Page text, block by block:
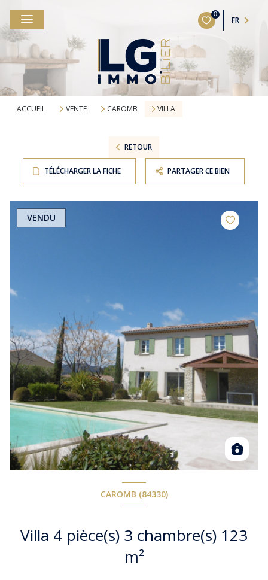
0
FR
ACCUEIL VENTE CAROMB VILLA
RETOUR
TÉLÉCHARGER LA FICHE PARTAGER CE BIEN
VENDU
CAROMB (84330)
Villa 4 pièce(s) 3 chambre(s) 123
m²